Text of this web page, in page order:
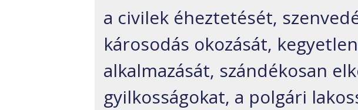
a civilek éheztetését,
károsodás okozását,
alkalmazását, szándékosan
gyilkosságokat, a polgári